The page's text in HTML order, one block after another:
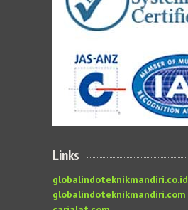
Links
globalindoteknikmandiri.co.id
globalindoteknikmandiri.com